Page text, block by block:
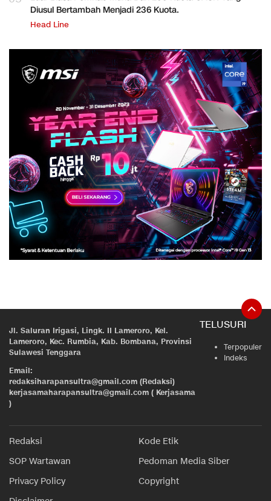
Diusul Bertambah Menjadi 236 Kuota.
Head Line
Jl. Saluran Irigasi, Lingk. II Lameroro, Kel.
Lameroro, Kec. Rumbia, Kab. Bombana, Provinsi
Sulawesi Tenggara
Email:
redaksiharapansultra@gmail.com (Redaksi)
kerjasamaharapansultra@gmail.com ( Kerjasama
)
TELUSURI
Terpopuler
Indeks
Redaksi
Kode Etik
SOP Wartawan
Pedoman Media Siber
Privacy Policy
Copyright